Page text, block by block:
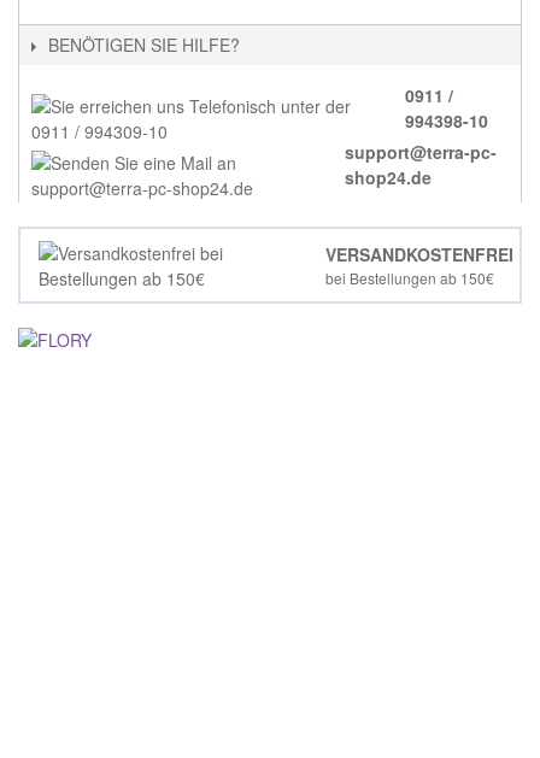
BENÖTIGEN SIE HILFE?
0911 /
994398-10
support@terra-pc-
shop24.de
VERSANDKOSTENFREI
bei Bestellungen ab 150€